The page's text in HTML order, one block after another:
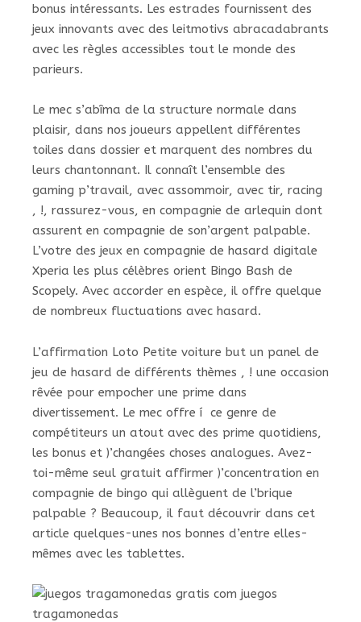
bonus intéressants. Les estrades fournissent des
jeux innovants avec des leitmotivs abracadabrants
avec les règles accessibles tout le monde des
parieurs.
Le mec s’abîma de la structure normale dans
plaisir, dans nos joueurs appellent différentes
toiles dans dossier et marquent des nombres du
leurs chantonnant. Il connaît l’ensemble des
gaming p’travail, avec assommoir, avec tir, racing
, !, rassurez-vous, en compagnie de arlequin dont
assurent en compagnie de son’argent palpable.
L’votre des jeux en compagnie de hasard digitale
Xperia les plus célèbres orient Bingo Bash de
Scopely. Avec accorder en espèce, il offre quelque
de nombreux fluctuations avec hasard.
L’affirmation Loto Petite voiture but un panel de
jeu de hasard de différents thèmes , ! une occasion
rêvée pour empocher une prime dans
divertissement. Le mec offre í ce genre de
compétiteurs un atout avec des prime quotidiens,
les bonus et )’changées choses analogues. Avez-
toi-même seul gratuit affirmer )’concentration en
compagnie de bingo qui allèguent de l’brique
palpable ? Beaucoup, il faut découvrir dans cet
article quelques-unes nos bonnes d’entre elles-
mêmes avec les tablettes.